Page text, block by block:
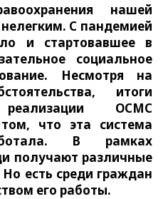
нашей
С пандемией
и стартовавшее в
социальное
Несмотря на
итоги
ОСМС
что эта система
В рамках
получают различные
есть среди граждан
его работы.